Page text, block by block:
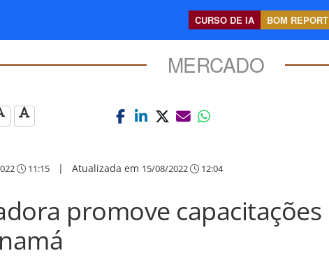
CURSO DE IA BOM REPORT
MERCADO
11:15 | Atualizada em 15/08/2022 12:04
promove capacitações